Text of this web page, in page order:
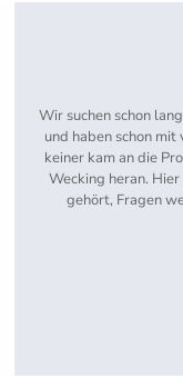
Wir suchen schon
und haben schon
keiner kam an die
Wecking heran.
gehört, Fragen